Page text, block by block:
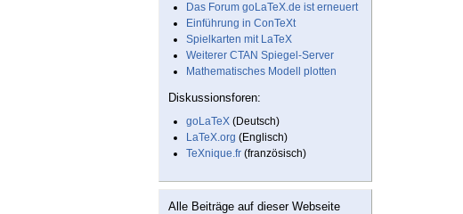
Das Forum goLaTeX.de ist erneuert
Einführung in ConTeXt
Spielkarten mit LaTeX
Weiterer CTAN Spiegel-Server
Mathematisches Modell plotten
Diskussionsforen:
goLaTeX (Deutsch)
LaTeX.org (Englisch)
TeXnique.fr (französisch)
Alle Beiträge auf dieser Webseite